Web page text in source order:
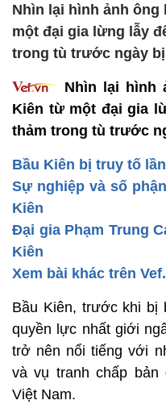
Nhìn lại hình ảnh
một đại gia lừng lẫy
trong tù trước ngày
Nhìn lại hình
Kiên từ một đại gia
thảm trong tù trước
Bầu Kiên bị truy tố
Sự nghiệp và số
Kiên
Đại gia Phạm Trung
Kiên
Xem bài khác trên
Bầu Kiên, trước khi bị
quyền lực nhất giới
trở nên nổi tiếng với
và vụ tranh chấp bản
Việt Nam.